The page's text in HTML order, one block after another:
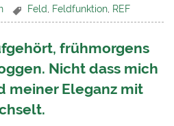
Feld, Feldfunktion, REF
frühmorgens
Nicht dass mich
meiner Eleganz mit